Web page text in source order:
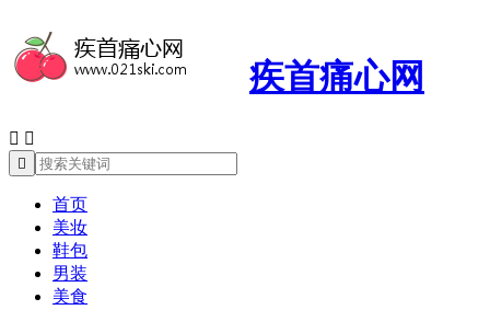
疾首痛心网
 

首页
美妆
鞋包
男装
美食